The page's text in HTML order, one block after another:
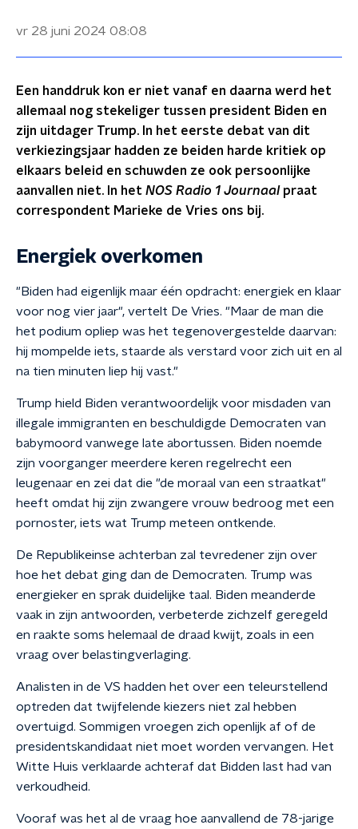
vr 28 juni 2024 08:08
Een handdruk kon er niet vanaf en daarna werd het
allemaal nog stekeliger tussen president Biden en
zijn uitdager Trump. In het eerste debat van dit
verkiezingsjaar hadden ze beiden harde kritiek op
elkaars beleid en schuwden ze ook persoonlijke
aanvallen niet. In het NOS Radio 1 Journaal praat
correspondent Marieke de Vries ons bij.
Energiek overkomen
"Biden had eigenlijk maar één opdracht: energiek en klaar
voor nog vier jaar", vertelt De Vries. "Maar de man die
het podium opliep was het tegenovergestelde daarvan:
hij mompelde iets, staarde als verstard voor zich uit en al
na tien minuten liep hij vast."
Trump hield Biden verantwoordelijk voor misdaden van
illegale immigranten en beschuldigde Democraten van
babymoord vanwege late abortussen. Biden noemde
zijn voorganger meerdere keren regelrecht een
leugenaar en zei dat die "de moraal van een straatkat"
heeft omdat hij zijn zwangere vrouw bedroog met een
pornoster, iets wat Trump meteen ontkende.
De Republikeinse achterban zal tevredener zijn over
hoe het debat ging dan de Democraten. Trump was
energieker en sprak duidelijke taal. Biden meanderde
vaak in zijn antwoorden, verbeterde zichzelf geregeld
en raakte soms helemaal de draad kwijt, zoals in een
vraag over belastingverlaging.
Analisten in de VS hadden het over een teleurstellend
optreden dat twijfelende kiezers niet zal hebben
overtuigd. Sommigen vroegen zich openlijk af of de
presidentskandidaat niet moet worden vervangen. Het
Witte Huis verklaarde achteraf dat Bidden last had van
verkoudheid.
Vooraf was het al de vraag hoe aanvallend de 78-jarige